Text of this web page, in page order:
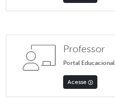
Professor
Portal Educacional
Acesse